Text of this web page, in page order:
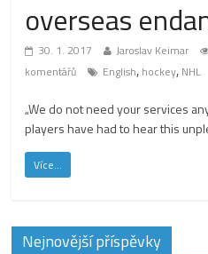
overseas
30. 1. 2017 Jaroslav Keimar
komentářů
English, hockey, NHL
„We do not need your services
players have had to hear this
Více...
Nejnovější příspěvky